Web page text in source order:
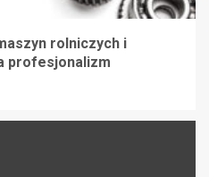
rolniczych i
profesjonalizm